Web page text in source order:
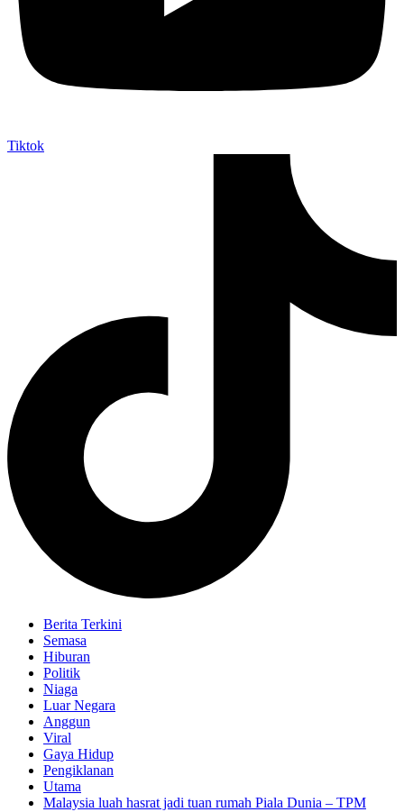
Tiktok
Berita Terkini
Semasa
Hiburan
Politik
Niaga
Luar Negara
Anggun
Viral
Gaya Hidup
Pengiklanan
Utama
Malaysia luah hasrat jadi tuan rumah Piala Dunia – TPM